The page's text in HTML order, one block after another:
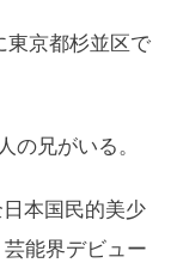
京都杉並区で
の兄がいる。
本国民的美少
能界デビュー